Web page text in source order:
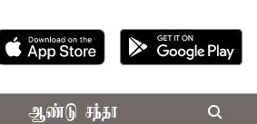
ஆண்டு சந்தா